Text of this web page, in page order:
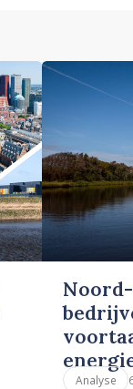
Analyse